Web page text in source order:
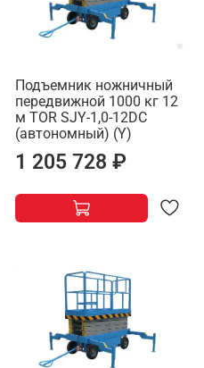
Подъемник ножничный
передвижной 1000 кг 12
м TOR SJY-1,0-12DC
(автономный) (Y)
1 205 728 ₽